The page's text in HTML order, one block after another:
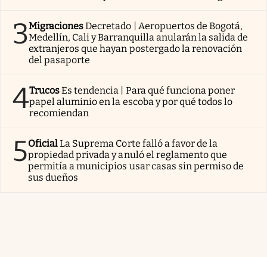
3MigracionesDecretado | Aeropuertos de Bogotá,
Medellín, Cali y Barranquilla anularán la salida de
extranjeros que hayan postergado la renovación
del pasaporte
4TrucosEs tendencia | Para qué funciona poner
papel aluminio en la escoba y por qué todos lo
recomiendan
5OficialLa Suprema Corte falló a favor de la
propiedad privada y anuló el reglamento que
permitía a municipios usar casas sin permiso de
sus dueños